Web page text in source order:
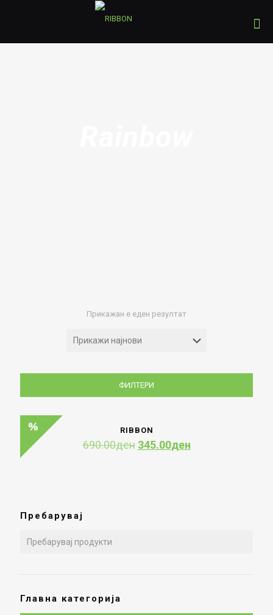
Прикажан е еден резултат
ФИЛТЕРИ
RIBBON
690.00ден Original
345.00денCurrent
Пребарувај
Главна категорија